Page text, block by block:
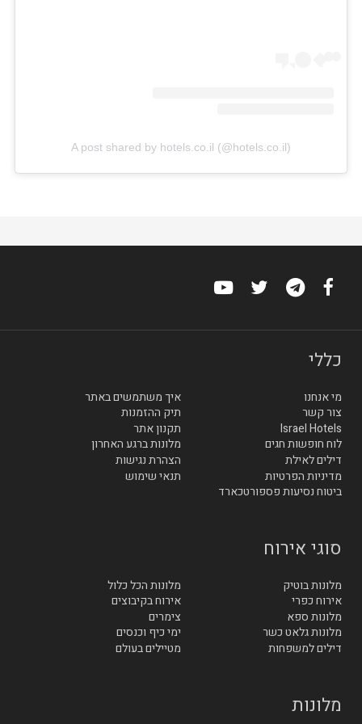
A post shared by hotels.co.il (@hotels.co.il)
כללי
מי אנחנו
איך משתמשים באתר
צור קשר
תיק ההזמנות
Israel Hotels
תקנון אתר
לוח חופשות חגים
מלונות ברגע האחרון
דילים לאילת
הצהרת נגישות
מדיניות הפרטיות
תנאי שימוש
ביטוח נסיעות פספורטכארד
סוגי אירוח
מלונות בוטיק
מלונות הכל כלול
אירוח כפרי
אירוח בקיבוצים
מלונות ספא
צימרים
מלונות גלאט כשר
ימי כיף וכנסים
דילים למשפחות
מטיילים בעולם
מלונות